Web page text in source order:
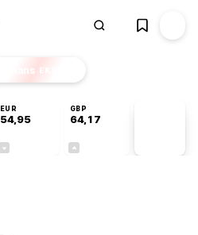
Finans EKSTRA
EUR
54,95
GBP
64,17